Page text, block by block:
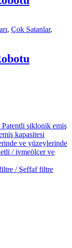
, Çok Satanlar,
Patentli siklonik emiş
kapasitesi
ve yüzeylerinde
/ ivmeölçer ve
/ Şeffaf filtre